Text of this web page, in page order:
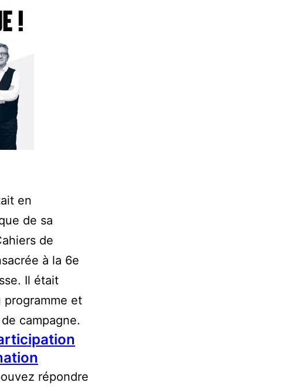
en
de sa
de
à la 6e
Il était
programme et
campagne.
répondre